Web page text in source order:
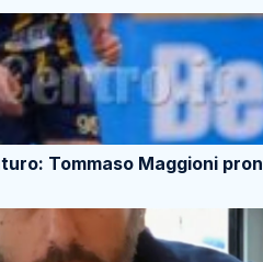
Tommaso Maggioni